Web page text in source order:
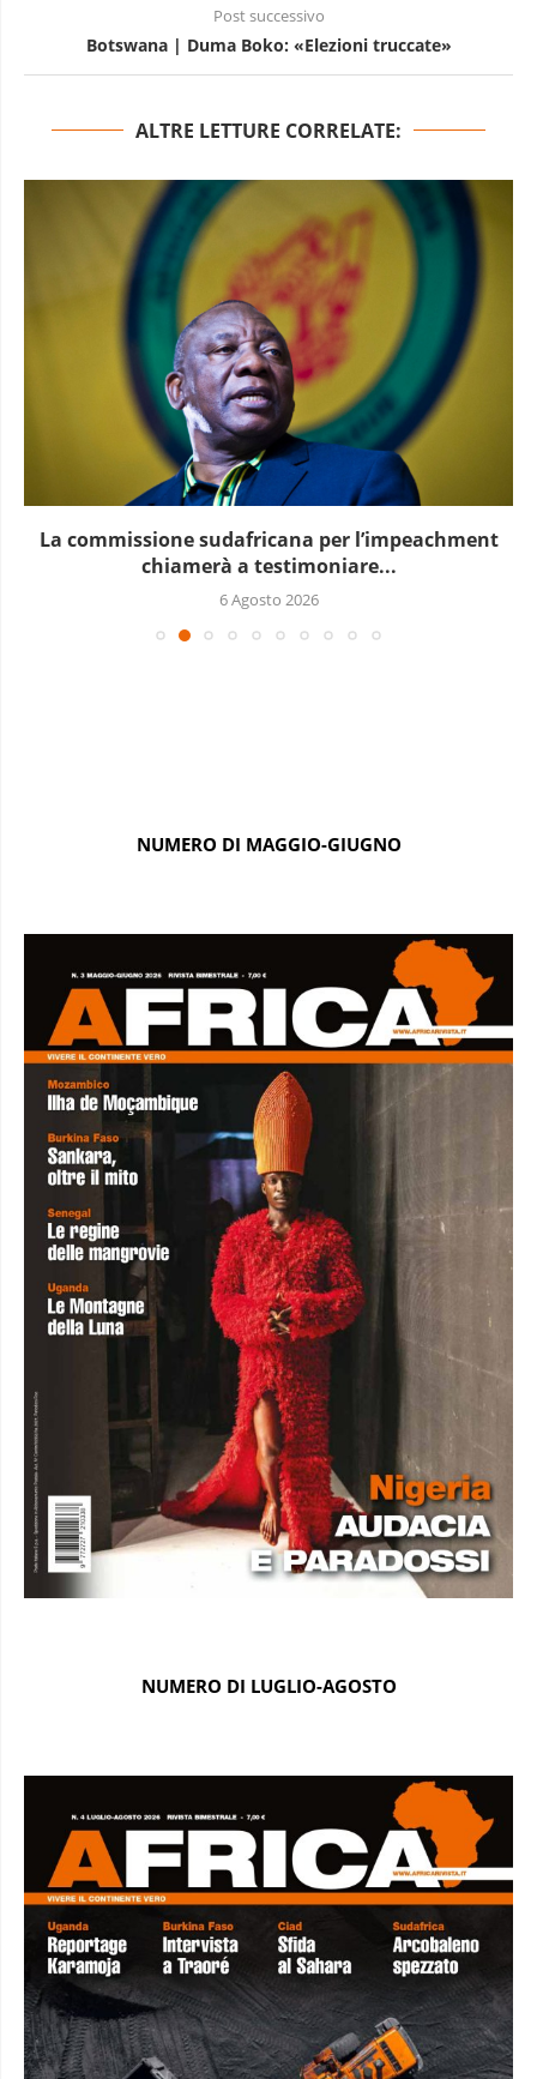
Post successivo
Botswana | Duma Boko: «Elezioni truccate»
ALTRE LETTURE CORRELATE:
La commissione sudafricana per l’impeachment
chiamerà a testimoniare...
6 Agosto 2026
NUMERO DI MAGGIO-GIUGNO
NUMERO DI LUGLIO-AGOSTO